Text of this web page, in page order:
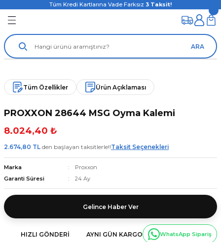
Tüm Kredi Kartlarına Vade Farksız 3 Taksit!
ARA
Tüm Özellikler Ürün Açıklaması
PROXXON 28644 MSG Oyma Kalemi
8.024,40 ₺
2.674,80 TL den başlayan taksitlerle!!Taksit Seçenekleri
Marka
Proxxon
Garanti Süresi
24 Ay
Gelince Haber Ver
HIZLI GÖNDERI AYNI GÜN KARGO WhatsApp Sipariş